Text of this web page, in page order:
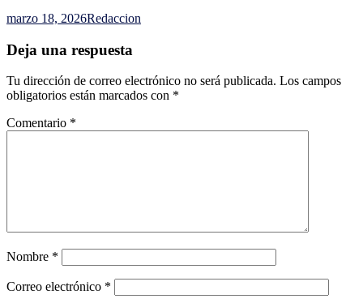
marzo 18, 2026Redaccion
Deja una respuesta
Tu dirección de correo electrónico no será publicada. Los campos
obligatorios están marcados con *
Comentario *
Nombre *
Correo electrónico *